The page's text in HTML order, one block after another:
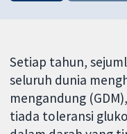
Setiap tahun,
seluruh dunia
mengandung
tiada toleransi